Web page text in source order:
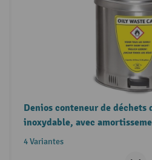
Denios conteneur de déchets
inoxydable, avec
4 Variantes